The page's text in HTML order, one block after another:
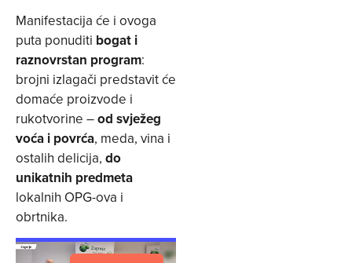
Manifestacija će i ovoga
puta ponuditi bogat i
raznovrstan program:
brojni izlagači predstavit će
domaće proizvode i
rukotvorine –od svježeg
voća i povrća, meda, vina i
ostalih delicija, do
unikatnih predmeta
lokalnih OPG-ova i
obrtnika.